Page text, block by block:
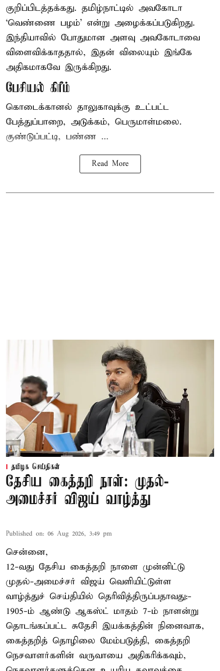
குறிப்பிடத்தக்கது. தமிழ்நாட்டில் அவகோடா
‘வெண்ணை பழம்’ என்று அழைக்கப்படுகிறது.
இந்தியாவில் போதுமான அளவு அவகோடாவை
விளைவிக்காததால், இதன் விலையும் இங்கே
அதிகமாகவே இருக்கிறது.
பேசியல் கிரீம்
கொடைக்கானல் தாலுகாவுக்கு உட்பட்ட
பேத்துப்பாறை, அடுக்கம், பெருமாள்மலை.
குண்டுப்பட்டி, பண்ண ...
Read More
தமிழக செய்திகள்
தேசிய கைத்தறி நாள்: முதல்-
அமைச்சர் விஜய் வாழ்த்து
Published on: 06 Aug 2026, 3:49 pm
சென்னை,
12-வது தேசிய கைத்தறி நாளை முன்னிட்டு
முதல்-அமைச்சர் விஜய் வெளியிட்டுள்ள
வாழ்த்துச் செய்தியில் தெரிவித்திருப்பதாவது:-
1905-ம் ஆண்டு ஆகஸ்ட் மாதம் 7-ம் நாளன்று
தொடங்கப்பட்ட சுதேசி இயக்கத்தின் நினைவாக,
கைத்தறித் தொழிலை மேம்படுத்தி, கைத்தறி
நெசவாளர்களின் வருவாயை அதிகரிக்கவும்,